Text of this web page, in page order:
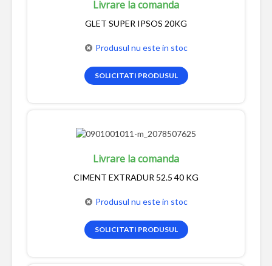
Livrare la comanda
GLET SUPER IPSOS 20KG
Produsul nu este in stoc
SOLICITATI PRODUSUL
Livrare la comanda
CIMENT EXTRADUR 52.5 40 KG
Produsul nu este in stoc
SOLICITATI PRODUSUL